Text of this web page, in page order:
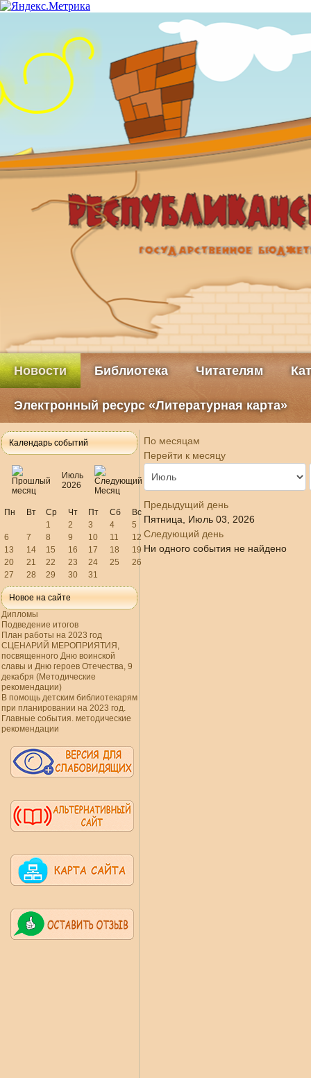
Новости Библиотека Читателям
Электронный ресурс «Литературная карта»
Календарь событий
Июль
2026
Пн Вт Ср Чт Пт Сб
Вс
1
2 3 4
5
6
7 8 9 10 11
12
13
14 15 16 17 18
19
20
21 22 23 24 25
26
27
28 29 30 31
Новое на сайте
Дипломы
Подведение итогов
План работы на 2023 год
СЦЕНАРИЙ МЕРОПРИЯТИЯ,
посвященного Дню воинской
славы и Дню героев Отечества, 9
декабря (Методические
рекомендации)
В помощь детским библиотекарям
при планировании на 2023 год.
Главные события. методические
рекомендации
По месяцам
Перейти к месяцу
Предыдущий день
Пятница, Июль 03, 2026
Следующий день
Ни одного события не найдено